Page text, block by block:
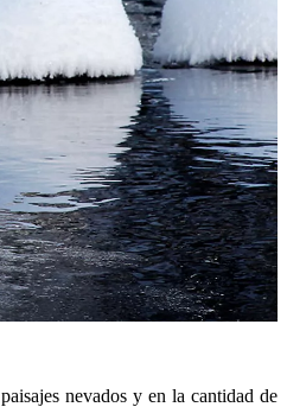
nevados y en la cantidad de